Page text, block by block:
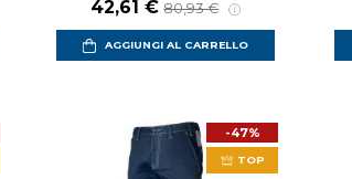
Prezzo scontato
42,61 € Prezzo di listino
80,93 €
AGGIUNGI AL CARRELLO
-47%
TOP